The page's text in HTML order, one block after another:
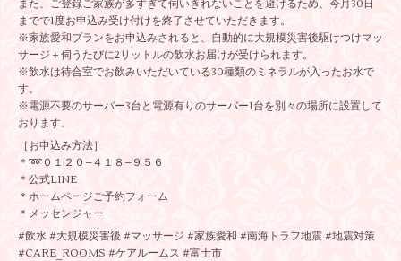
また、ご登録ご家族が多すぎて伺いきれないことを避けるため、今月30日
までで1度お申込み受け付けを終了させていただきます。
※家族愛和プランをお申込みされると、自動的に大規模災害後駆けつけマッ
サージ＋伺うたびに2リットルの飲水お届けが受けられます。
※飲水は待合室でお飲みいただいている30種類のミネラルが入ったお水で
す。
※電源不要のサーバー3台と電源有りのサーバー1台を別々の場所に設置して
おります。
［お申込み方法］
＊➿️０１２０−４１８−９５６
＊公式LINE
＊ホームページご予約フォーム
＊メッセンジャー
#飲水 #大規模災害後 #マッサージ #家族愛和 #南海トラフ地震 #地震対策
#CARE_ROOMS #ケアルームス #富士市